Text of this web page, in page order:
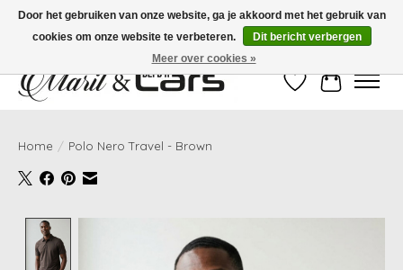
Gratis verzending vanaf €99,- | Voor 16:00 uur besteld, vandaag verzonden!
Verlanglijst
Home / Polo Nero Travel - Brown
Door het gebruiken van onze website, ga je akkoord met het gebruik van
cookies om onze website te verbeteren.
Dit bericht verbergen
Meer over cookies »